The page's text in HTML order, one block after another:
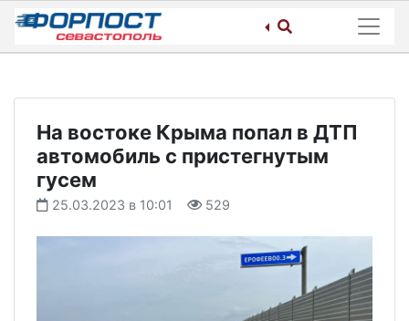
Skip
content
На востоке Крыма попал в ДТП
автомобиль с пристегнутым
гусем
25.03.2023 в 10:01 529